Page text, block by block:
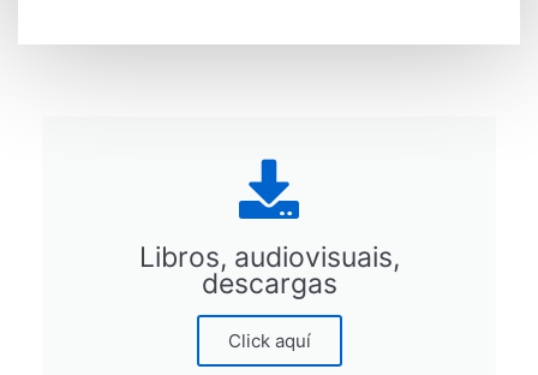
Libros, audiovisuais,
descargas
Click aquí